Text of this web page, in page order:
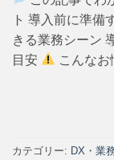
ト 導入前に準備
きる業務シーン
目安
こんな
カテゴリー: DX・業